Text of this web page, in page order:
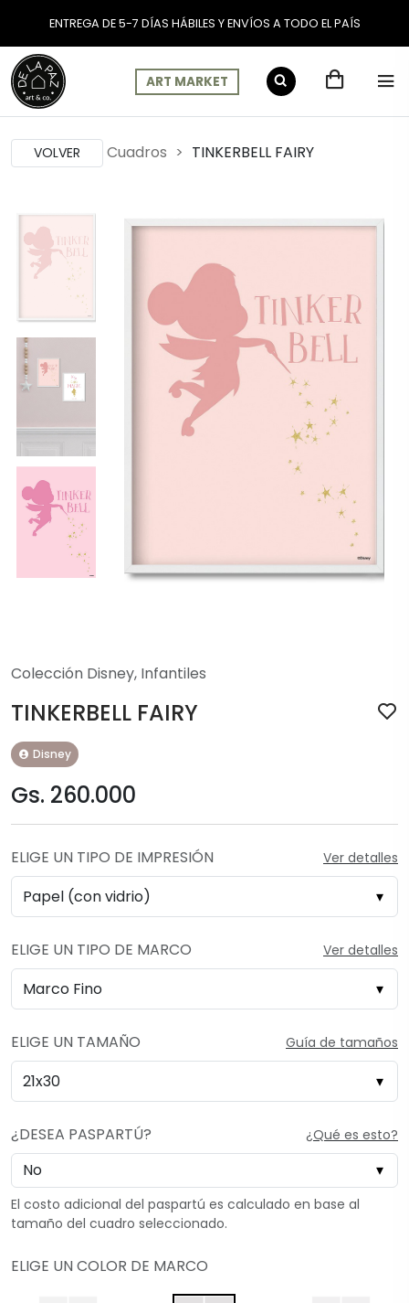
ENTREGA DE 5-7 DÍAS HÁBILES Y ENVÍOS A TODO EL PAÍS
ART MARKET
VOLVER Cuadros TINKERBELL FAIRY
Colección Disney, Infantiles
TINKERBELL FAIRY
Disney
Gs. 260.000
ELIGE UN TIPO DE IMPRESIÓN Ver detalles
ELIGE UN TIPO DE MARCO Ver detalles
ELIGE UN TAMAÑO Guía de tamaños
¿DESEA PASPARTÚ? ¿Qué es esto?
El costo adicional del paspartú es calculado en base al
tamaño del cuadro seleccionado.
ELIGE UN COLOR DE MARCO